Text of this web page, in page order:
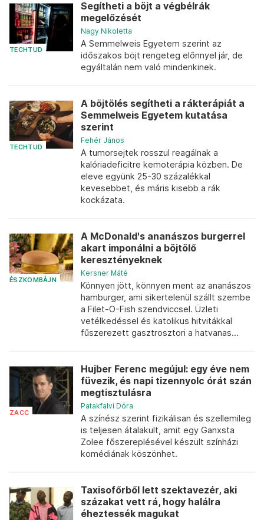
TECHTUD
Segítheti a böjt a végbélrák
megelőzését
Nagy Nikoletta
A Semmelweis Egyetem szerint az
időszakos böjt rengeteg előnnyel jár, de
egyáltalán nem való mindenkinek.
TECHTUD
A böjtölés segítheti a rákterápiát a
Semmelweis Egyetem kutatása
szerint
Fehér János
A tumorsejtek rosszul reagálnak a
kalóriadeficitre kemoterápia közben. De
eleve együnk 25-30 százalékkal
kevesebbet, és máris kisebb a rák
kockázata.
ÉSZKOMBÁJN
A McDonald's ananászos burgerrel
akart imponálni a böjtölő
keresztényeknek
Kersner Máté
Könnyen jött, könnyen ment az ananászos
hamburger, ami sikertelenül szállt szembe
a Filet-O-Fish szendviccsel. Üzleti
vetélkedéssel és katolikus hitvitákkal
fűszerezett gasztrosztori a hatvanas...
ZACC
Hujber Ferenc megújul: egy éve nem
füvezik, és napi tizennyolc órát szán
megtisztulásra
Patakfalvi Dóra
A színész szerint fizikálisan és szellemileg
is teljesen átalakult, amit egy Ganxsta
Zolee főszereplésével készült színházi
komédiának köszönhet.
Taxisofőrből lett szektavezér, aki
százakat vett rá, hogy halálra
éheztessék magukat